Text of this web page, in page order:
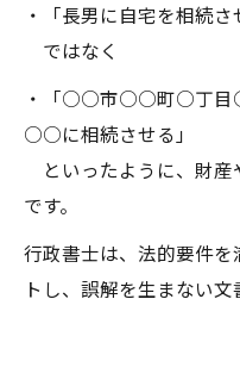
・「長男に自宅を相続さ
ではなく
・「○○市○○町○丁目○
○○に相続させる」
といったように、財産
です。
行政書士は、法的要件
トし、誤解を生まない文